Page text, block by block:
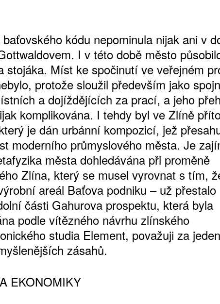
kódu nepominula nijak ani v
I v této době město
stojáka. Míst ke spočinutí ve veřejném
protože sloužil především jako
a dojíždějících za prací, a jeho
komplikována. I tehdy byl ve Zlíně
je dán urbánní kompozicí, jež
moderního průmyslového města. Je
města dohledávána při proměně
Zlína, který se musel vyrovnat s tím,
areál Baťova podniku – už přestalo
části Gahurova prospektu, která byla
podle vítězného návrhu zlínského
studia Element, považuji za jeden
zásahů.
EKONOMIKY